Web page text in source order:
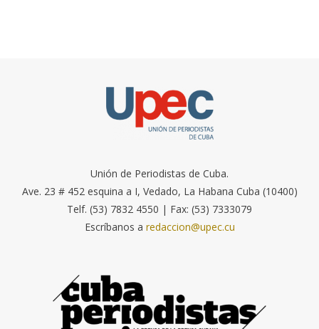
Unión de Periodistas de Cuba.
Ave. 23 # 452 esquina a I, Vedado, La Habana Cuba (10400)
Telf. (53) 7832 4550 | Fax: (53) 7333079
Escríbanos a redaccion@upec.cu